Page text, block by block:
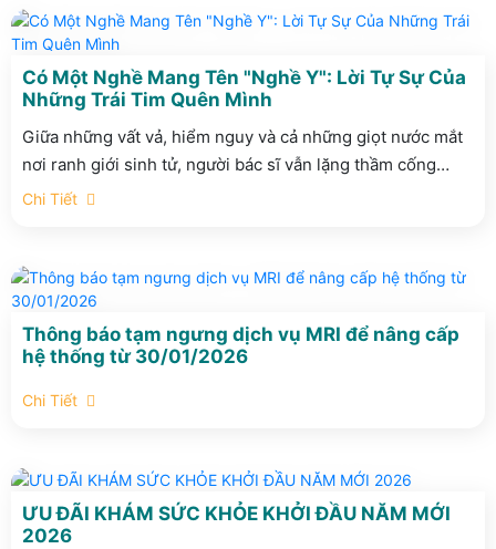
sẻ chia với những nhọc nhằn của nghề Y, mà còn là bản
hòa ca về lòng nhân ái, về sự kiên định của những người
đưa đò trên "thuyền nhân sinh" đầy sóng gió.
Có Một Nghề Mang Tên "Nghề Y": Lời Tự Sự Của
Những Trái Tim Quên Mình
Giữa những vất vả, hiểm nguy và cả những giọt nước mắt
nơi ranh giới sinh tử, người bác sĩ vẫn lặng thầm cống
hiến bằng tất cả sự tử tế. Bài thơ "Có một nghề" của Bác sĩ
được nâng niu và niềm hạnh phúc được thắp lên từ chính
những nỗi đau quặn thắt. Hãy cùng lắng nghe lời khẳng
định đầy tự hào: "Chọn lại nghề - tôi vẫn chọn nghề Y!."
Chi Tiết
Thông báo tạm ngưng dịch vụ MRI để nâng cấp
hệ thống từ 30/01/2026
Chi Tiết
ƯU ĐÃI KHÁM SỨC KHỎE KHỞI ĐẦU NĂM MỚI
2026